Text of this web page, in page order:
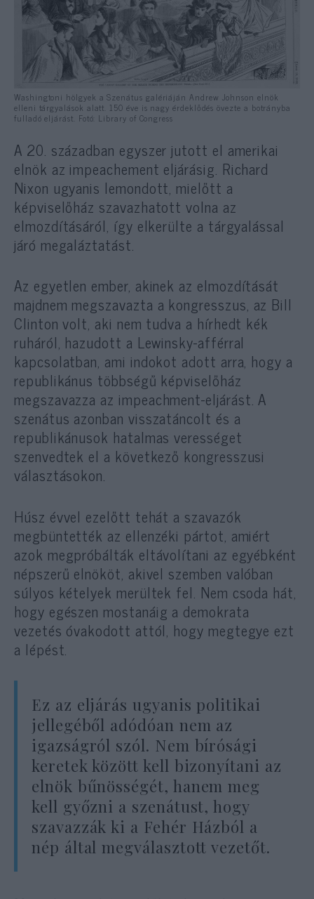
Washingtoni hölgyek a Szenátus galériáján Andrew Johnson elnök
elleni tárgyalások alatt. 150 éve is nagy érdeklődés övezte a botrányba
fulladó eljárást. Fotó: Library of Congress
A 20. században egyszer jutott el amerikai
elnök az impeachement eljárásig. Richard
Nixon ugyanis lemondott, mielőtt a
képviselőház szavazhatott volna az
elmozdításáról, így elkerülte a tárgyalással
járó megaláztatást.
Az egyetlen ember, akinek az elmozdítását
majdnem megszavazta a kongresszus, az Bill
Clinton volt, aki nem tudva a hírhedt kék
ruháról, hazudott a Lewinsky-afférral
kapcsolatban, ami indokot adott arra, hogy a
republikánus többségű képviselőház
megszavazza az impeachment-eljárást. A
szenátus azonban visszatáncolt és a
republikánusok hatalmas verességet
szenvedtek el a következő kongresszusi
választásokon.
Húsz évvel ezelőtt tehát a szavazók
megbüntették az ellenzéki pártot, amiért
azok megpróbálták eltávolítani az egyébként
népszerű elnököt, akivel szemben valóban
súlyos kételyek merültek fel. Nem csoda hát,
hogy egészen mostanáig a demokrata
vezetés óvakodott attól, hogy megtegye ezt
a lépést.
Ez az eljárás ugyanis politikai
jellegéből adódóan nem az
igazságról szól. Nem bírósági
keretek között kell bizonyítani az
elnök bűnösségét, hanem meg
kell győzni a szenátust, hogy
szavazzák ki a Fehér Házból a
nép által megválasztott vezetőt.